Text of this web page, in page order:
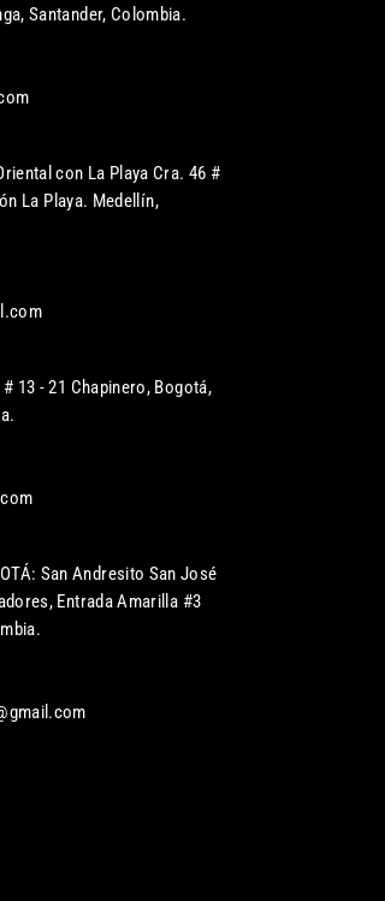
Santander, Colombia.
con La Playa Cra. 46 #
La Playa. Medellín,
# 13 - 21 Chapinero, Bogotá,
San Andresito San José
Entrada Amarilla #3